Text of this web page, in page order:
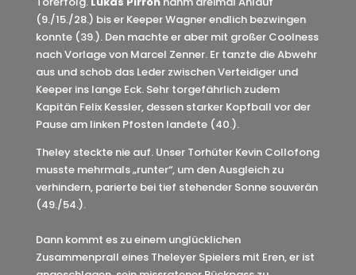
(9./15./28.) bis er Keeper Wagner endlich bezwingen
konnte (39.). Den machte er aber mit großer Coolness
nach Vorlage von Marcel Zenner. Er tanzte die Abwehr
aus und schob das Leder zwischen Verteidiger und
Keeper ins lange Eck. Sehr torgefährlich zudem
Kapitän Felix Kessler, dessen starker Kopfball vor der
Pause am linken Pfosten landete (40.).
Theley steckte nie auf. Unser Torhüter Kevin Collofong
musste mehrmals „runter“, um den Ausgleich zu
verhindern, parierte bei tief stehender Sonne souverän
(49./54.).
Dann kommt es zu einem unglücklichen
Zusammenprall eines Theleyer Spielers mit Eren, er ist